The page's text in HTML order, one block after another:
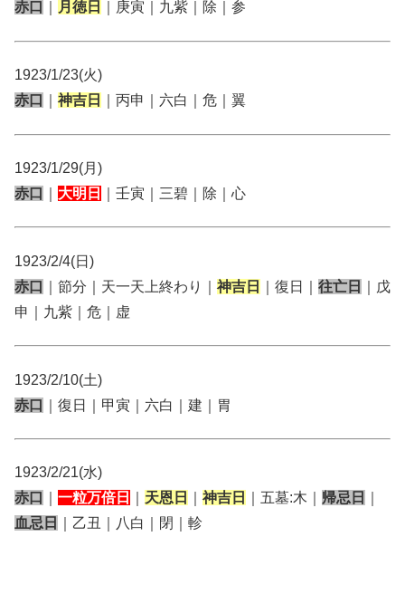
赤口
月徳日 ｜庚寅｜九紫｜除｜参
1923/1/23(火)
赤口
神吉日 ｜丙申｜六白｜危｜翼
1923/1/29(月)
赤口
大明日 ｜壬寅｜三碧｜除｜心
1923/2/4(日)
赤口
｜節分｜天一天上終わり｜ 神吉日 ｜復日｜ 往亡日
｜戊
申｜九紫｜危｜虚
1923/2/10(土)
赤口
｜復日｜甲寅｜六白｜建｜胃
1923/2/21(水)
赤口
一粒万倍日 天恩日 神吉日 ｜五墓:木｜ 帰忌日
血忌日
｜乙丑｜八白｜閉｜軫